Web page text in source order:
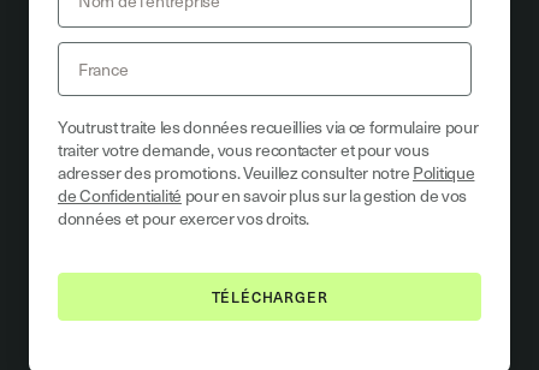
Youtrust traite les données recueillies via ce formulaire pour
traiter votre demande, vous recontacter et pour vous
adresser des promotions. Veuillez consulter notrePolitique
de Confidentialité pour en savoir plus sur la gestion de vos
données et pour exercer vos droits.